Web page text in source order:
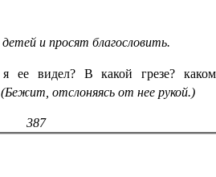
и просят благословить.
ее видел? В какой грезе? каком
(Бежит, отслоняясь от нее рукой.)
387